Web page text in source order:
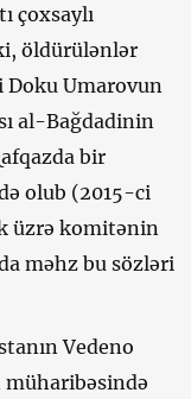
çoxsaylı
öldürülənlər
Doku Umarovun
al-Bağdadinin
bir
olub (2015-ci
üzrə komitənin
məhz bu sözləri
Vedeno
müharibəsində